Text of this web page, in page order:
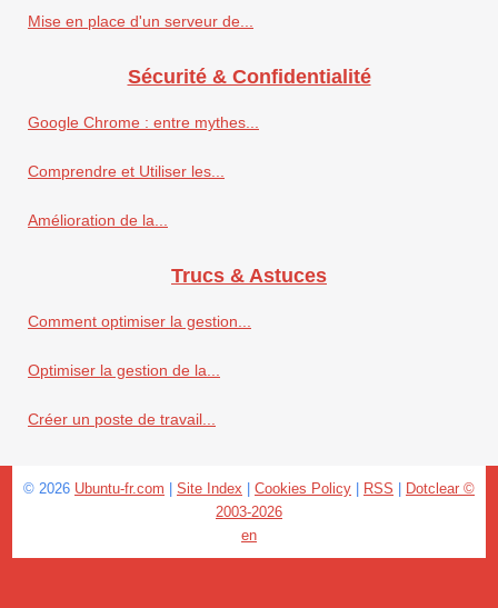
Mise en place d'un serveur de...
Sécurité & Confidentialité
Google Chrome : entre mythes...
Comprendre et Utiliser les...
Amélioration de la...
Trucs & Astuces
Comment optimiser la gestion...
Optimiser la gestion de la...
Créer un poste de travail...
© 2026 Ubuntu-fr.com Site Index Cookies Policy RSS
Dotclear ©
2003-2026
en